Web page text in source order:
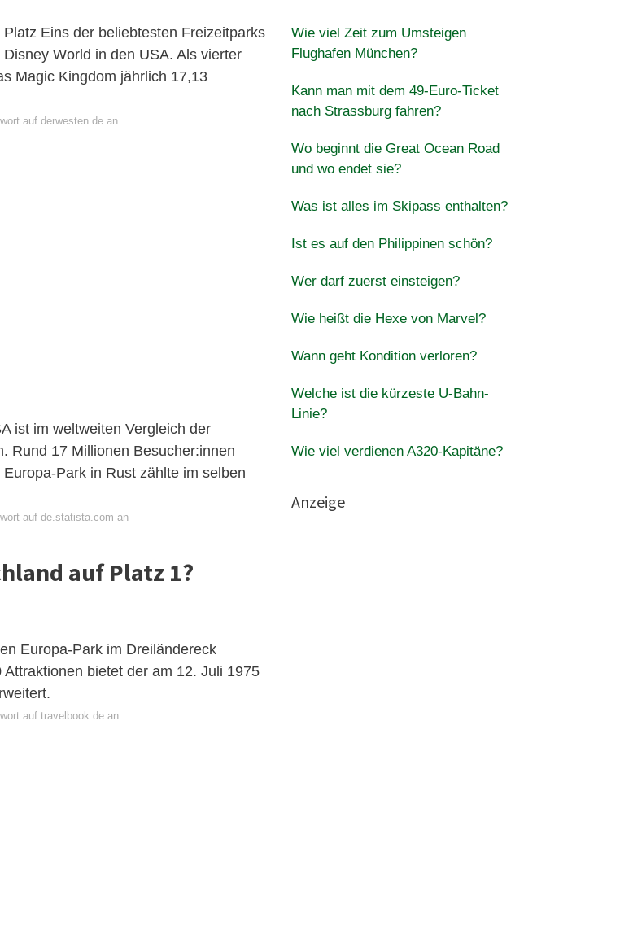
Eins der beliebtesten Freizeitparks
World in den USA. Als vierter
Magic Kingdom jährlich 17,13
auf derwesten.de an
ist im weltweiten Vergleich der
Rund 17 Millionen Besucher:innen
Park in Rust zählte im selben
auf de.statista.com an
auf Platz 1?
Europa-Park im Dreiländereck
bietet der am 12. Juli 1975
auf travelbook.de an
Wie viel Zeit zum Umsteigen
Flughafen München?
Kann man mit dem 49-Euro-Ticket
nach Strassburg fahren?
Wo beginnt die Great Ocean Road
und wo endet sie?
Was ist alles im Skipass enthalten?
Ist es auf den Philippinen schön?
Wer darf zuerst einsteigen?
Wie heißt die Hexe von Marvel?
Wann geht Kondition verloren?
Welche ist die kürzeste U-Bahn-
Linie?
Wie viel verdienen A320-Kapitäne?
Anzeige